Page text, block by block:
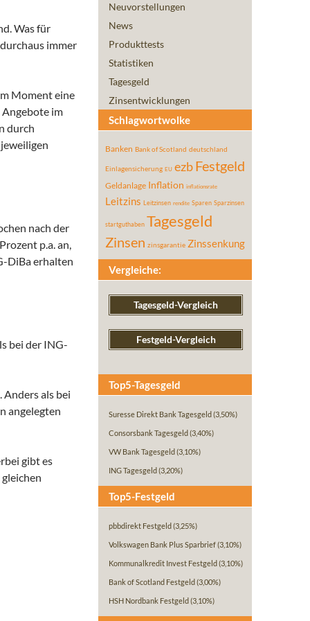
Was für
immer
Moment eine
im
durch
nach der
p.a. an,
DiBa erhalten
bei der ING-
als bei
angelegten
gibt es
Neuvorstellungen
News
Produkttests
Statistiken
Tagesgeld
Zinsentwicklungen
Schlagwortwolke
Banken Bank of Scotland deutschland
Einlagensicherung EU ezbFestgeld
Geldanlage Inflation inflationsrate
Leitzins Leitzinsen rendite Sparen Sparzinsen
startguthaben Tagesgeld
Zinsen zinsgarantie Zinssenkung
Vergleiche:
Tagesgeld-Vergleich
Festgeld-Vergleich
Top5-Tagesgeld
Suresse Direkt Bank Tagesgeld (3,50%)
Consorsbank Tagesgeld (3,40%)
VW Bank Tagesgeld (3,10%)
ING Tagesgeld (3,20%)
Top5-Festgeld
pbbdirekt Festgeld (3,25%)
Volkswagen Bank Plus Sparbrief(3,10%)
Kommunalkredit Invest Festgeld (3,10%)
Bank of Scotland Festgeld (3,00%)
HSH Nordbank Festgeld (3,10%)